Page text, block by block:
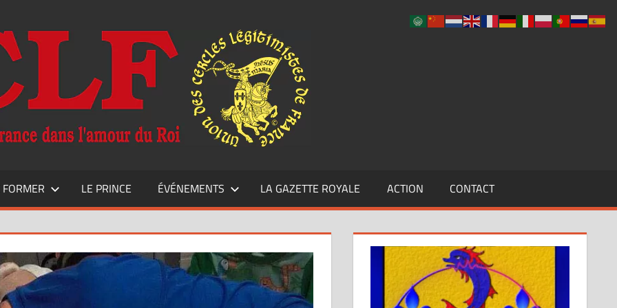
FORMER LE PRINCE ÉVÉNEMENTS LA GAZETTE ROYALE ACTION CONTACT